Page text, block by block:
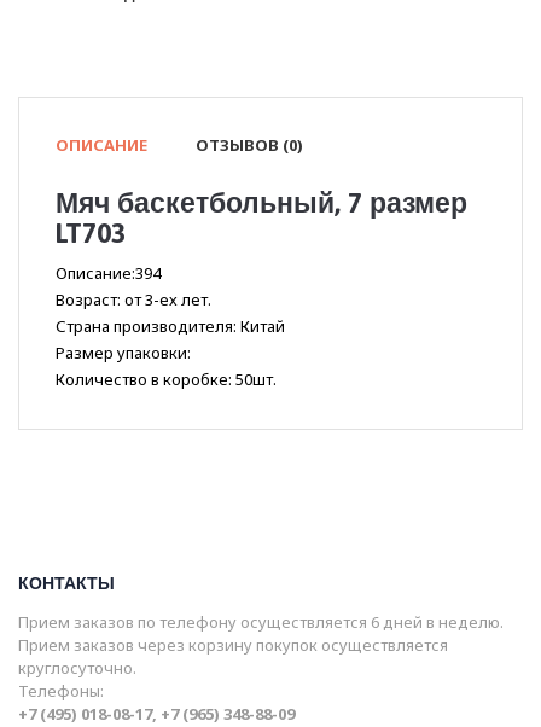
ОПИСАНИЕ ОТЗЫВОВ (0)
Мяч баскетбольный, 7 размер
LT703
Описание:394
Возраст: от 3-ех лет.
Страна производителя: Китай
Размер упаковки:
Количество в коробке: 50шт.
КОНТАКТЫ
Прием заказов по телефону осуществляется 6 дней в неделю.
Прием заказов через корзину покупок осуществляется
круглосуточно.
Телефоны:
+7 (495) 018-08-17, +7 (965) 348-88-09